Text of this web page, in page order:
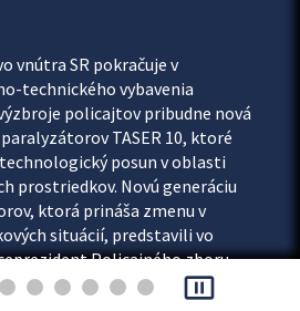
vnútra SR pokračuje v
technického vybavenia
policajtov pribudne nová
TASER 10, ktoré
posun v oblasti
prostriedkov. Novú generáciu
ktorá prináša zmenu v
situácií, predstavili vo
Policajného zboru
odboru výcviku...
pause_presentation